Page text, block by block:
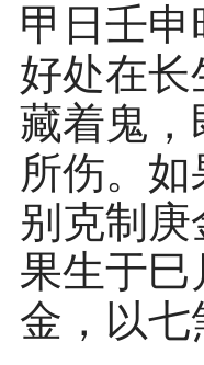
甲日壬
好处在
藏着鬼，
所伤。
别克制
果生于
金，以